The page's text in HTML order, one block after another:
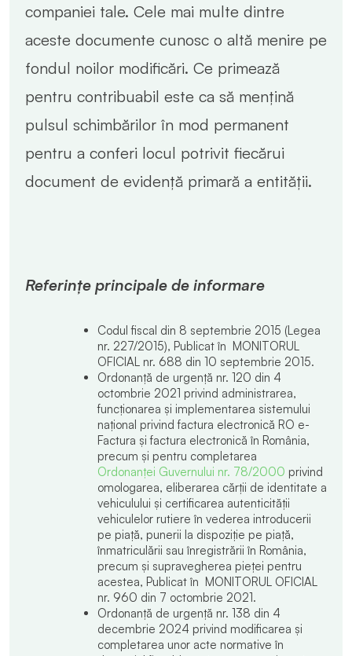
companiei tale. Cele mai multe dintre
aceste documente cunosc o altă menire pe
fondul noilor modificări. Ce primează
pentru contribuabil este ca să mențină
pulsul schimbărilor în mod permanent
pentru a conferi locul potrivit fiecărui
document de evidență primară a entității.
Referințe principale de informare
Codul fiscal din 8 septembrie 2015 (Legea
nr. 227/2015), Publicat în MONITORUL
OFICIAL nr. 688 din 10 septembrie 2015.
Ordonanță de urgență nr. 120 din 4
octombrie 2021 privind administrarea,
funcționarea și implementarea sistemului
național privind factura electronică RO e-
Factura și factura electronică în România,
precum și pentru completarea
Ordonanței Guvernului nr. 78/2000 privind
omologarea, eliberarea cărții de identitate a
vehiculului și certificarea autenticității
vehiculelor rutiere în vederea introducerii
pe piață, punerii la dispoziție pe piață,
înmatriculării sau înregistrării în România,
precum și supravegherea pieței pentru
acestea, Publicat în MONITORUL OFICIAL
nr. 960 din 7 octombrie 2021.
Ordonanță de urgență nr. 138 din 4
decembrie 2024 privind modificarea și
completarea unor acte normative în